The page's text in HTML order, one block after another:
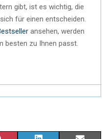
gibt, ist es wichtig, die
für einen entscheiden.
ansehen, werden
besten zu Ihnen passt.